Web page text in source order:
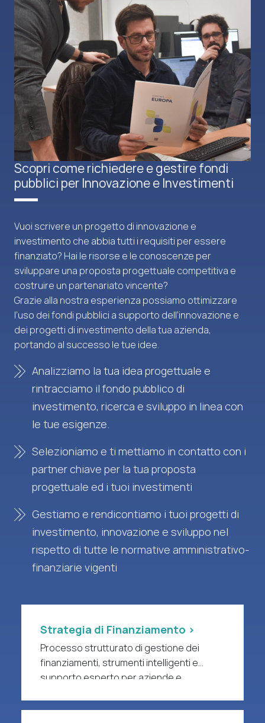
Scopri come richiedere e gestire fondi
pubblici per Innovazione e Investimenti
Vuoi scrivere un progetto di innovazione e
investimento che abbia tutti i requisiti per essere
finanziato? Hai le risorse e le conoscenze per
sviluppare una proposta progettuale competitiva e
costruire un partenariato vincente?
Grazie alla nostra esperienza possiamo ottimizzare
l’uso dei fondi pubblici a supporto dell’innovazione e
dei progetti di investimento della tua azienda,
portando al successo le tue idee.
Analizziamo la tua idea progettuale e
rintracciamo il fondo pubblico di
investimento, ricerca e sviluppo in linea con
le tue esigenze.
Selezioniamo e ti mettiamo in contatto con i
partner chiave per la tua proposta
progettuale ed i tuoi investimenti
Gestiamo e rendicontiamo i tuoi progetti di
investimento, innovazione e sviluppo nel
rispetto di tutte le normative amministrativo-
finanziarie vigenti
Strategia di Finanziamento >
Processo strutturato di gestione dei
finanziamenti, strumenti intelligenti e
supporto esperto per aziende e
di R&S